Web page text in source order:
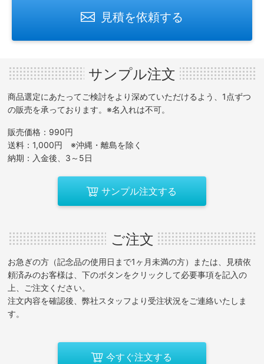
見積を依頼する
サンプル注文
商品選定にあたってご検討をより深めていただけるよう、1点ずつ
の販売を承っております。※名入れは不可。
販売価格：990円
送料：1,000円 ※沖縄・離島を除く
納期：入金後、3～5日
サンプル注文する
ご注文
お急ぎの方（記念品の使用日まで1ヶ月未満の方）または、見積依
頼済みのお客様は、下のボタンをクリックして必要事項を記入の
上、ご注文ください。
注文内容を確認後、弊社スタッフより受注状況をご連絡いたしま
す。
今すぐ注文する